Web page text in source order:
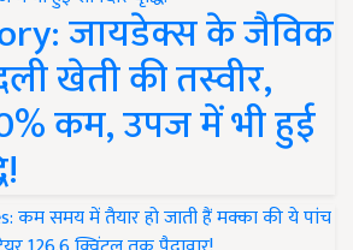
जायडेक्स के जैविक
खेती की तस्वीर,
कम, उपज में भी हुई